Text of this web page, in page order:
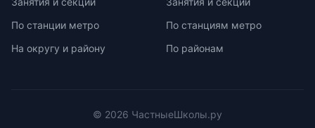
По станции метро
На округу и району
По станциям метро
По районам
© 2026 ЧастныеШколы.ру